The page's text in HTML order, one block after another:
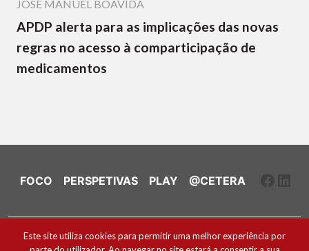
JOSÉ MANUEL BOAVIDA
APDP alerta para as implicações das novas
regras no acesso à comparticipação de
medicamentos
FOCO PERSPETIVAS PLAY @CETERA
Ficha Técnica e Estatuto Editorial
Este site utiliza cookies para permitir uma melhor experiência por